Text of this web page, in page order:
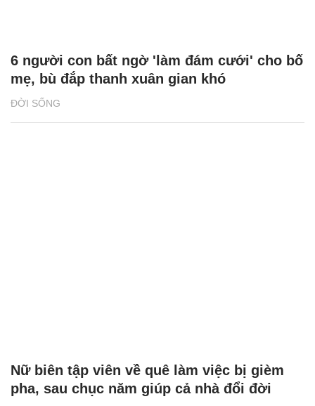
ĐỜI SỐNG
6 người con bất ngờ 'làm đám cưới' cho bố
mẹ, bù đắp thanh xuân gian khó
Nữ biên tập viên về quê làm việc bị gièm
pha, sau chục năm giúp cả nhà đổi đời